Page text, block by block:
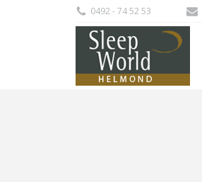
0492 - 74 52 53